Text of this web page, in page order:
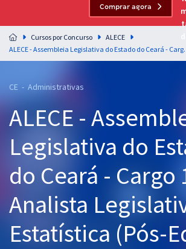
Residências Multiprofissionais
Preparação completa e intensiva para as principais
residências em saúde do Brasil
Cursos 20% OFF
Pós
Graduação
OAB
Comprar agora
Cursos por Concurso
ALECE
ALECE - Assembleia
CE - Administrativas
ALECE -
Legislativa do
do Ceará - Cargo
Analista
Estatística (Pós-